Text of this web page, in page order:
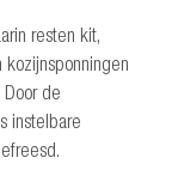
resten kit,
de
instelbare